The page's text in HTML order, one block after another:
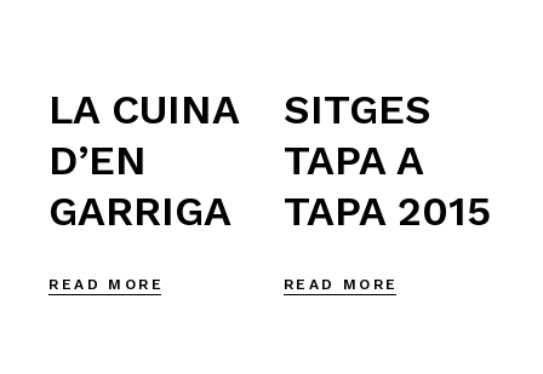
LA CUINA
D’EN
GARRIGA
READ MORE
SITGES
TAPA A
TAPA 2015
READ MORE